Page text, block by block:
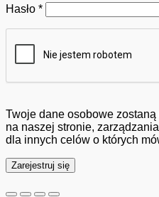
Hasło *Wymagane
Twoje dane osobowe
na naszej stronie,
dla innych celów o których
Zarejestruj się